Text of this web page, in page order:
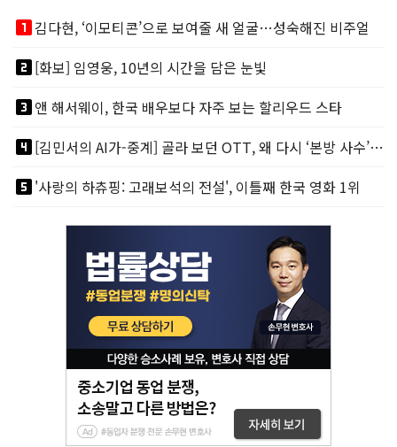
looks_one김다현, ‘이모티콘’으로 보여줄 새 얼굴…성숙해진 비주얼
looks_two[화보] 임영웅, 10년의 시간을 담은 눈빛
looks_3앤 해서웨이, 한국 배우보다 자주 보는 할리우드 스타
looks_4
[김민서의 AI가-중계] 골라 보던 OTT, 왜 다시 ‘본방 사수’를 부르나
looks_5'사랑의 하츄핑: 고래보석의 전설', 이틀째 한국 영화 1위